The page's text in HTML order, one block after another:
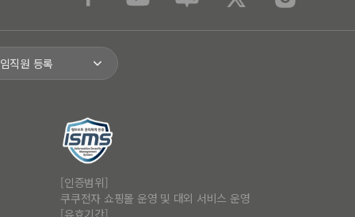
직원 등록
[인증범위]
쿠쿠전자 쇼핑몰 운영 및 대외 서비스 운영
[유효기간]